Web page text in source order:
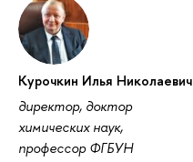
Курочкин Илья Николаевич
директор, доктор
химических наук,
профессор ФГБУН